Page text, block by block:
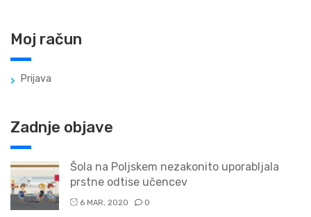
Moj račun
Prijava
Zadnje objave
Šola na Poljskem nezakonito uporabljala
prstne odtise učencev
6 MAR, 2020 0